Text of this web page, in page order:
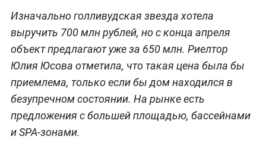
Изначально голливудская звезда хотела
выручить 700 млн рублей, но с конца апреля
объект предлагают уже за 650 млн. Риелтор
Юлия Юсова отметила, что такая цена была бы
приемлема, только если бы дом находился в
безупречном состоянии. На рынке есть
предложения с большей площадью, бассейнами
и SPA-зонами.